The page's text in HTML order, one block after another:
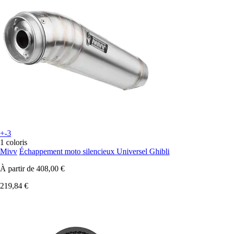
+-3
1 coloris
Mivv Échappement moto silencieux Universel Ghibli
À partir de 408,00 €
219,84 €